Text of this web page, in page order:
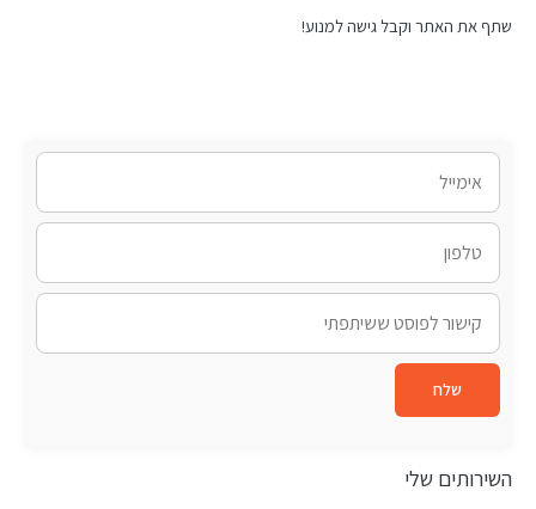
שתף את האתר וקבל גישה למנוע!
שלח
השירותים שלי